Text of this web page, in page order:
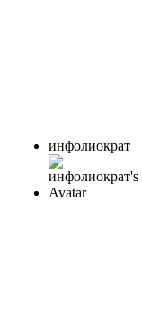
инфолиократ